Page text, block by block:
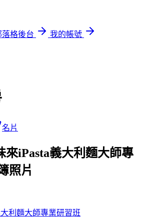
格後台
我的帳號
名片
來iPasta義大利麵大師專
照片